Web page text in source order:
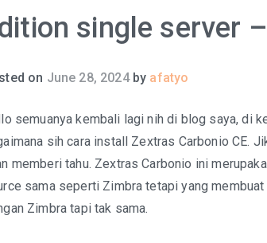
single server
on June 28, 2024by afatyo
semuanya kembali lagi nih di blog saya, di
sih cara install Zextras Carbonio CE.
memberi tahu. Zextras Carbonio ini
sama seperti Zimbra tetapi yang
Zimbra tapi tak sama.